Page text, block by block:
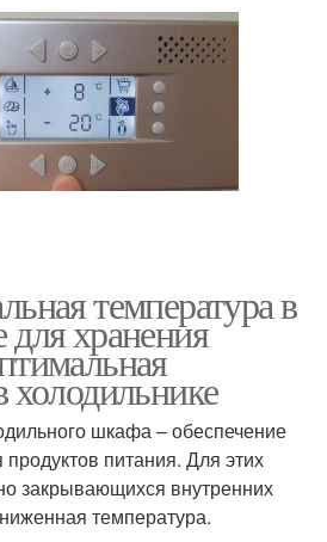
температура в
для хранения
холодильнике
шкафа – обеспечение
питания. Для этих
закрывающихся внутренних
температура.